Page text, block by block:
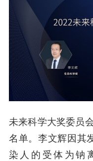
未来科学大奖委员
名单。李文辉因其
染人的受体为钠